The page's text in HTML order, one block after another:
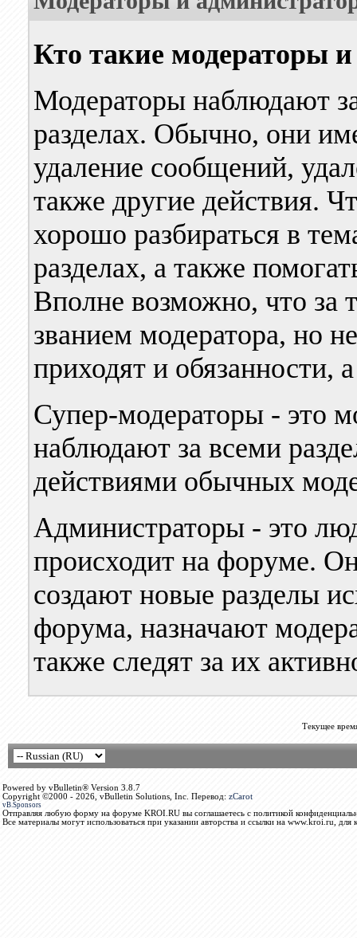
Кто такие модераторы
Модераторы наблюдают
разделах. Обычно, они
удаление сообщений,
также другие действия.
хорошо разбираться в
разделах, а также
Вполне возможно, что за
званием модератора, но
приходят и обязанности,
Супер-модераторы - это
наблюдают за всеми
действиями обычных
Администраторы - это
происходит на форуме.
создают новые разделы
форума, назначают
также следят за их
Текущее
Powered by vBulletin® Version 3.8.7
Copyright ©2000 - 2026, vBulletin Solutions, Inc. Перевод: zCarot
vB.Sponsors
Отправляя любую форму на форуме KROI.RU вы соглашаетесь с политикой
Все материалы могут использоваться при указании авторства и ссылки на www.kroi.ru, для